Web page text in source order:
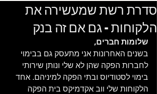
סדרת רשת שמעשירה את
הלקוחות - גם אם זה בנק
שלומות חברים,
בשנים האחרונות אני מתעסק גם בבימוי
לחברות הפקה שהן לא שלי ונותן שירותי
בימוי לסטודיוס ובתי הפקה למיניהם. אחד
הלקוחות שלי ווב אקדמיקס בית הפקה